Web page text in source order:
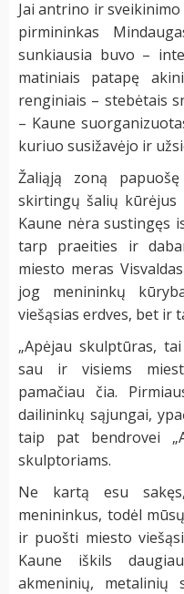
Jai antrino ir
pirmininkas
sunkiausia buvo –
matiniais patapę
renginiais – stebėtais
– Kaune
kuriuo susižavėjo ir
Žaliąją zoną
skirtingų šalių kūrėjus
Kaune nėra sustingęs
tarp praeities ir
miesto meras
jog menininkų
viešąsias erdves, bet ir
„Apėjau skulptūras,
sau ir visiems
pamačiau čia.
dailininkų sąjungai,
taip pat bendrovei
skulptoriams.
Ne kartą esu
menininkus, todėl
ir puošti miesto
Kaune iškils
akmeninių,